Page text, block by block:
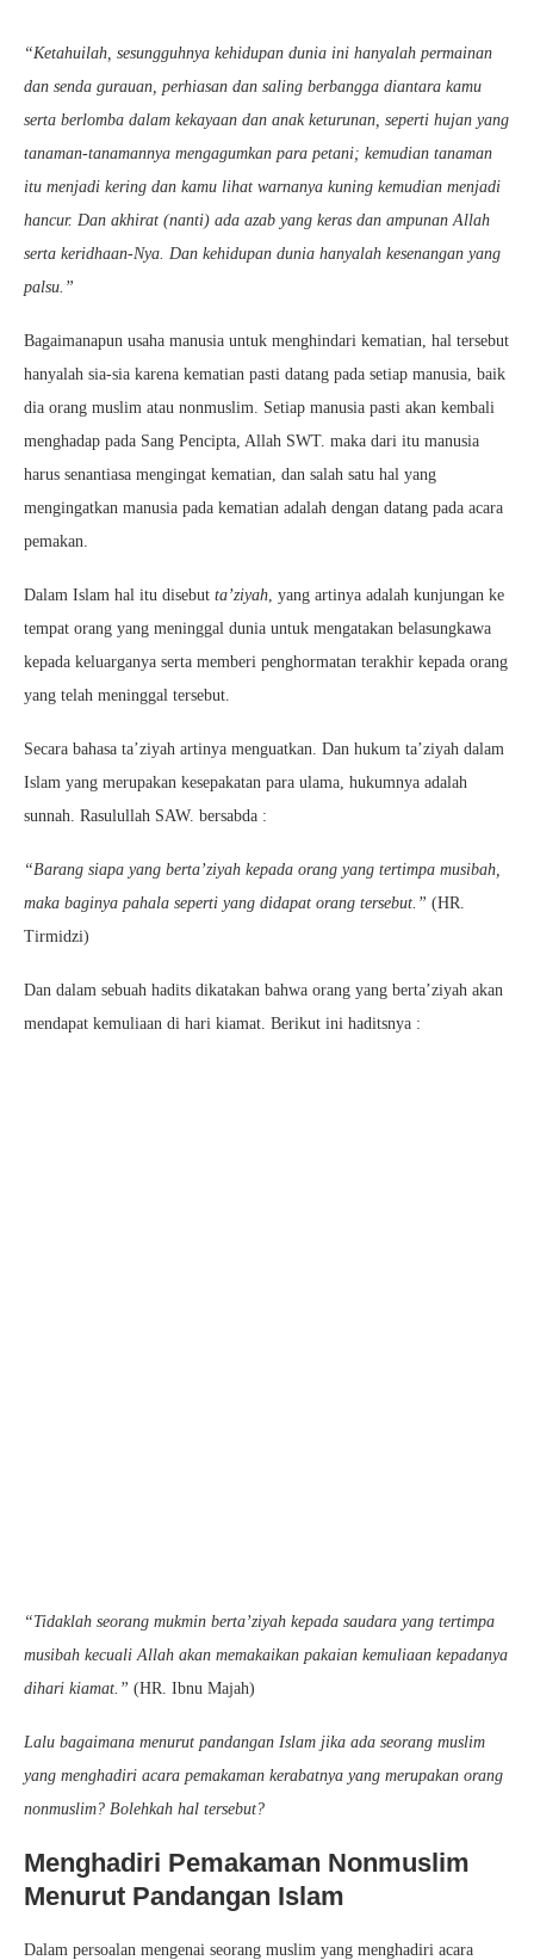
“Ketahuilah, sesungguhnya kehidupan dunia ini hanyalah permainan
dan senda gurauan, perhiasan dan saling berbangga diantara kamu
serta berlomba dalam kekayaan dan anak keturunan, seperti hujan yang
tanaman-tanamannya mengagumkan para petani; kemudian tanaman
itu menjadi kering dan kamu lihat warnanya kuning kemudian menjadi
hancur. Dan akhirat (nanti) ada azab yang keras dan ampunan Allah
serta keridhaan-Nya. Dan kehidupan dunia hanyalah kesenangan yang
palsu.”
Bagaimanapun usaha manusia untuk menghindari kematian, hal tersebut
hanyalah sia-sia karena kematian pasti datang pada setiap manusia, baik
dia orang muslim atau nonmuslim. Setiap manusia pasti akan kembali
menghadap pada Sang Pencipta, Allah SWT. maka dari itu manusia
harus senantiasa mengingat kematian, dan salah satu hal yang
mengingatkan manusia pada kematian adalah dengan datang pada acara
pemakan.
Dalam Islam hal itu disebut ta’ziyah, yang artinya adalah kunjungan ke
tempat orang yang meninggal dunia untuk mengatakan belasungkawa
kepada keluarganya serta memberi penghormatan terakhir kepada orang
yang telah meninggal tersebut.
Secara bahasa ta’ziyah artinya menguatkan. Dan hukum ta’ziyah dalam
Islam yang merupakan kesepakatan para ulama, hukumnya adalah
sunnah. Rasulullah SAW. bersabda :
“Barang siapa yang berta’ziyah kepada orang yang tertimpa musibah,
maka baginya pahala seperti yang didapat orang tersebut.” (HR.
Tirmidzi)
Dan dalam sebuah hadits dikatakan bahwa orang yang berta’ziyah akan
mendapat kemuliaan di hari kiamat. Berikut ini haditsnya :
“Tidaklah seorang mukmin berta’ziyah kepada saudara yang tertimpa
musibah kecuali Allah akan memakaikan pakaian kemuliaan kepadanya
dihari kiamat.” (HR. Ibnu Majah)
Lalu bagaimana menurut pandangan Islam jika ada seorang muslim
yang menghadiri acara pemakaman kerabatnya yang merupakan orang
nonmuslim? Bolehkah hal tersebut?
Menghadiri Pemakaman Nonmuslim
Menurut Pandangan Islam
Dalam persoalan mengenai seorang muslim yang menghadiri acara